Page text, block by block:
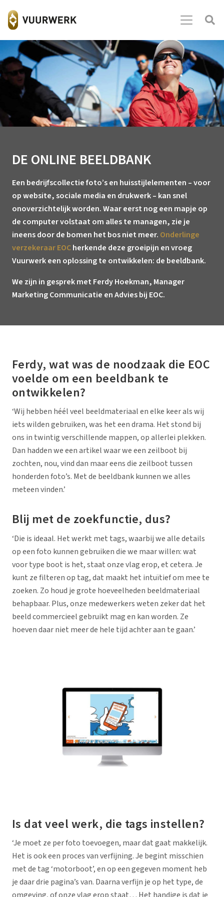
DE ONLINE BEELDBANK
Een bedrijfscollectie foto’s en huisstijlelementen – voor
op website, sociale media en drukwerk – kan snel
onoverzichtelijk worden. Waar eerst nog een mapje op
de computer volstaat om alles te managen, zie je
ineens door de bomen het bos niet meer. Onderlinge
verzekeraar EOCherkende deze groeipijn en vroeg
Vuurwerk een oplossing te ontwikkelen: de beeldbank.
We zijn in gesprek met Ferdy Hoekman, Manager
Marketing Communicatie en Advies bij EOC.
Ferdy, wat was de noodzaak die EOC
voelde om een beeldbank te
ontwikkelen?
‘Wij hebben héél veel beeldmateriaal en elke keer als wij
iets wilden gebruiken, was het een drama. Het stond bij
ons in twintig verschillende mappen, op allerlei plekken.
Dan hadden we een artikel waar we een zeilboot bij
zochten, nou, vind dan maar eens die zeilboot tussen
honderden foto’s. Met de beeldbank kunnen we alles
meteen vinden.’
Blij met de zoekfunctie, dus?
‘Die is ideaal. Het werkt met tags, waarbij we alle details
op een foto kunnen gebruiken die we maar willen: wat
voor type boot is het, staat onze vlag erop, et cetera. Je
kunt ze filteren op tag, dat maakt het intuïtief om mee te
zoeken. Zo houd je grote hoeveelheden beeldmateriaal
behapbaar. Plus, onze medewerkers weten zeker dat het
beeld commercieel gebruikt mag en kan worden. Ze
hoeven daar niet meer de hele tijd achter aan te gaan.’
Is dat veel werk, die tags instellen?
‘Je moet ze per foto toevoegen, maar dat gaat makkelijk.
Het is ook een proces van verfijning. Je begint misschien
met de tag ‘motorboot’, en op een gegeven moment heb
je daar drie pagina’s van. Daarna verfijn je op het type, de